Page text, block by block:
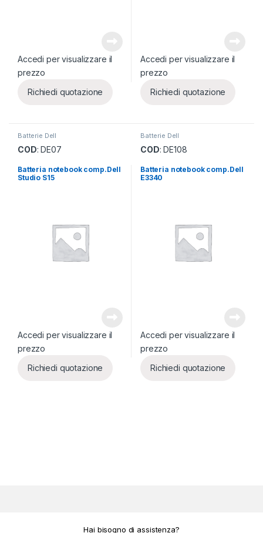
Accedi per visualizzare il
prezzo
Richiedi quotazione
Accedi per visualizzare il
prezzo
Richiedi quotazione
Batterie Dell
COD: DE07
Batteria notebook comp.Dell
Studio S15
Accedi per visualizzare il
prezzo
Richiedi quotazione
Batterie Dell
COD: DE108
Batteria notebook comp.Dell
E3340
Accedi per visualizzare il
prezzo
Richiedi quotazione
Hai bisogno di assistenza?